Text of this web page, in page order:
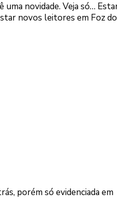
novidade. Veja só…
novos leitores em Foz do
porém só evidenciada em